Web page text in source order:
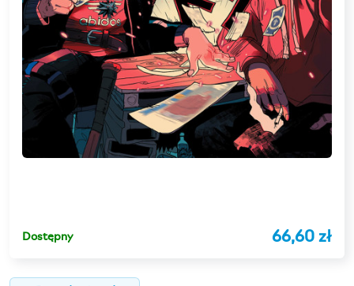
Dostępny 66,60 zł